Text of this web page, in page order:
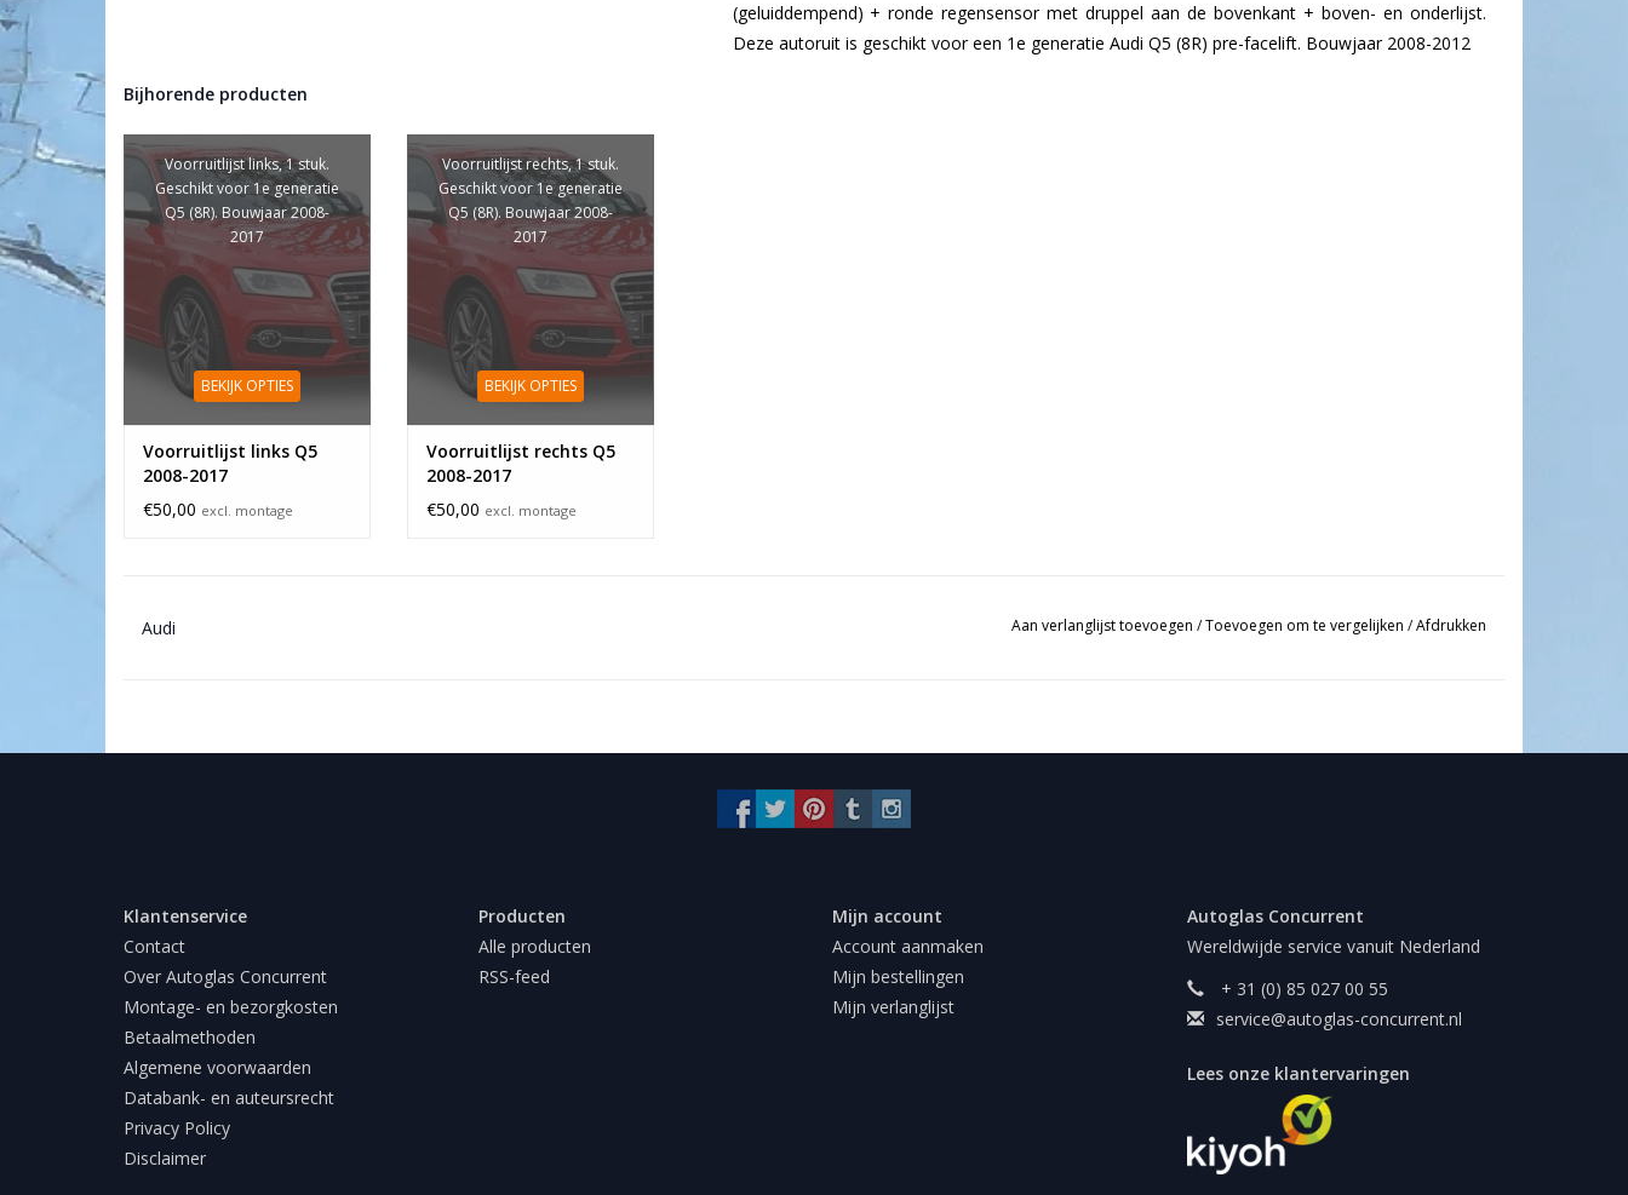
(geluiddempend) + ronde regensensor met druppel aan de bovenkant + boven- en onderlijst.
Deze autoruit is geschikt voor een 1e generatie Audi Q5 (8R) pre-facelift. Bouwjaar 2008-2012
Bijhorende producten
Voorruitlijst links, 1 stuk.
Geschikt voor 1e generatie
Q5 (8R). Bouwjaar 2008-
2017
BEKIJK OPTIES
Voorruitlijst links Q5
2008-2017
€50,00 excl. montage
Voorruitlijst rechts, 1 stuk.
Geschikt voor 1e generatie
Q5 (8R). Bouwjaar 2008-
2017
BEKIJK OPTIES
Voorruitlijst rechts Q5
2008-2017
€50,00 excl. montage
Audi Aan verlanglijst toevoegen /Toevoegen om te vergelijken /Afdrukken
Klantenservice
Contact
Over Autoglas Concurrent
Montage- en bezorgkosten
Betaalmethoden
Algemene voorwaarden
Databank- en auteursrecht
Privacy Policy
Disclaimer
Producten
Alle producten
RSS-feed
Mijn account
Account aanmaken
Mijn bestellingen
Mijn verlanglijst
Autoglas Concurrent
Wereldwijde service vanuit Nederland
+ 31 (0) 85 027 00 55
service@autoglas-concurrent.nl
Lees onze klantervaringen